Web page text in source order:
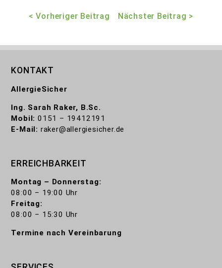
< Vorheriger Beitrag Nächster Beitrag >
KONTAKT
AllergieSicher
Ing. Sarah Raker, B.Sc.
Mobil: 0151 – 19412191
E-Mail: raker@allergiesicher.de
ERREICHBARKEIT
Montag – Donnerstag:
08:00 – 19:00 Uhr
Freitag:
08:00 – 15:30 Uhr
Termine nach Vereinbarung